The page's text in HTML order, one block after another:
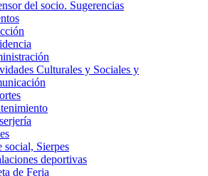
del socio. Sugerencias
Culturales y Sociales y
social, Sierpes
deportivas
de Feria